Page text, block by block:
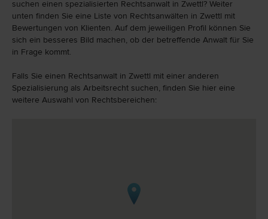
suchen einen spezialisierten Rechtsanwalt in Zwettl? Weiter
unten finden Sie eine Liste von Rechtsanwälten in Zwettl mit
Bewertungen von Klienten. Auf dem jeweiligen Profil können Sie
sich ein besseres Bild machen, ob der betreffende Anwalt für Sie
in Frage kommt.
Falls Sie einen Rechtsanwalt in Zwettl mit einer anderen
Spezialisierung als Arbeitsrecht suchen, finden Sie hier eine
weitere Auswahl von Rechtsbereichen: